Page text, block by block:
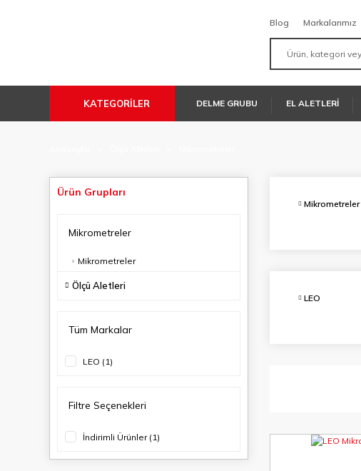
Blog Markalarımız
KATEGORİLER DELME GRUBU EL ALETLERİ
Ürün Grupları
Mikrometreler
Mikrometreler
Ölçü Aletleri
Tüm Markalar
LEO (1)
Filtre Seçenekleri
İndirimli Ürünler (1)
Mikrometreler
LEO